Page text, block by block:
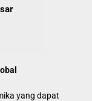
yang dapat